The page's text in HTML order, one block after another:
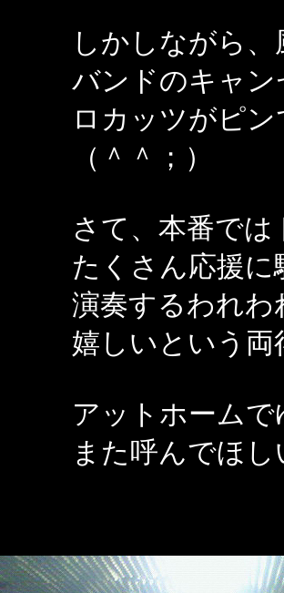
しかしながら
バンドのキャ
ロカッツがピ
（＾＾；）
さて、本番で
たくさん応援
演奏するわれ
嬉しいという
アットホーム
また呼んでほ